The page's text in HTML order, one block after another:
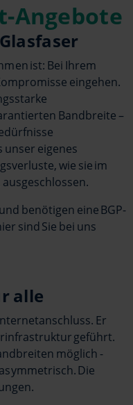
Angebote
ist: Bei Ihrem
eingehen.
Bandbreite –
unser eigenes
wie sie im
benötigen eine BGP-
sind Sie bei uns
alle
Er
geführt.
möglich -
Die